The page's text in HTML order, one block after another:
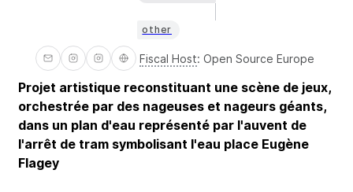
other
Fiscal Host: Open Source Europe
Projet artistique reconstituant une scène de jeux,
orchestrée par des nageuses et nageurs géants,
dans un plan d'eau représenté par l'auvent de
l'arrêt de tram symbolisant l'eau place Eugène
Flagey